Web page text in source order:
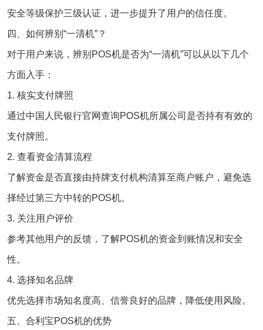
安全等级保护三级认证，进一步提升了用户的信任度。
四、如何辨别“一清机”？
对于用户来说，辨别POS机是否为“一清机”可以从以下几个
方面入手：
1. 核实支付牌照
通过中国人民银行官网查询POS机所属公司是否持有有效的
支付牌照。
2. 查看资金清算流程
了解资金是否直接由持牌支付机构清算至商户账户，避免选
择经过第三方中转的POS机。
3. 关注用户评价
参考其他用户的反馈，了解POS机的资金到账情况和安全
性。
4. 选择知名品牌
优先选择市场知名度高、信誉良好的品牌，降低使用风险。
五、合利宝POS机的优势